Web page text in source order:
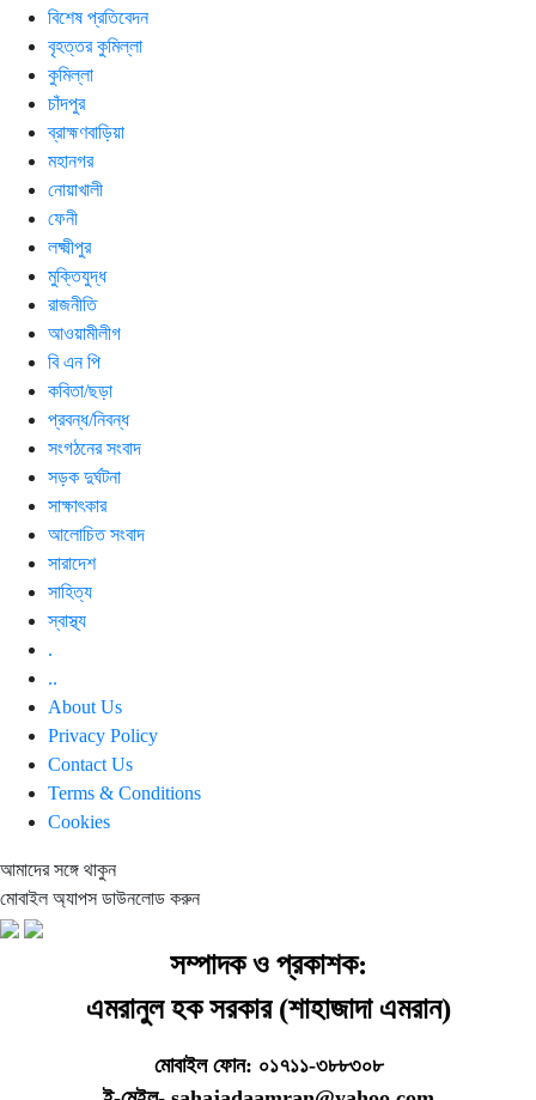
বিশেষ প্রতিবেদন
বৃহত্তর কুমিল্লা
কুমিল্লা
চাঁদপুর
ব্রাহ্মণবাড়িয়া
মহানগর
নোয়াখালী
ফেনী
লক্ষ্মীপুর
মুক্তিযুদ্ধ
রাজনীতি
আওয়ামীলীগ
বি এন পি
কবিতা/ছড়া
প্রবন্ধ/নিবন্ধ
সংগঠনের সংবাদ
সড়ক দুর্ঘটনা
সাক্ষাৎকার
আলোচিত সংবাদ
সারাদেশ
সাহিত্য
স্বাস্থ্য
.
..
About Us
Privacy Policy
Contact Us
Terms & Conditions
Cookies
আমাদের সঙ্গে থাকুন
মোবাইল অ্যাপস ডাউনলোড করুন
সম্পাদক ও প্রকাশক:
এমরানুল হক সরকার (শাহাজাদা এমরান)
মোবাইল ফোন: ০১৭১১-৩৮৮৩০৮